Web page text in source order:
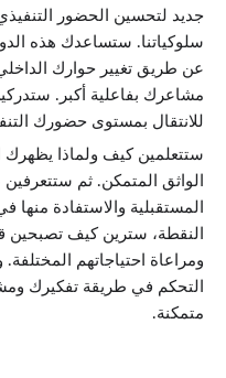
جديد لتحسين الحضور
سلوكياتنا. ستساعدك هذه
عن طريق تغيير حوارك
مشاعرك بفاعلية أكبر.
للانتقال بمستوى حضورك
ستتعلمين كيف ولماذا يظهرك
الواثق المتمكن. ثم
المستقبلية والاستفادة منها
النقطة، سترين كيف تصبحين
ومراعاة احتياجاتهم
التحكم في طريقة تفكيرك
متمكنة.